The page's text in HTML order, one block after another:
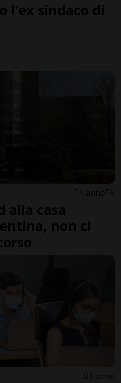
l'ex sindaco di
1 anno 6
alla casa
non ci
1 anno